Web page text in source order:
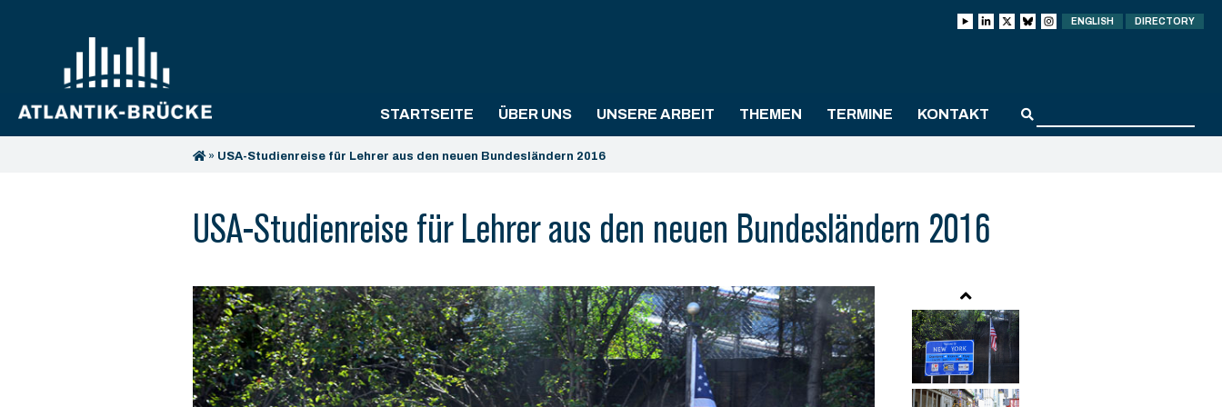
ENGLISH DIRECTORY
STARTSEITE ÜBER UNS UNSERE ARBEIT THEMEN TERMINE KONTAKT
» USA-Studienreise für Lehrer aus den neuen Bundesländern 2016
USA-Studienreise für Lehrer aus den neuen Bundesländern 2016